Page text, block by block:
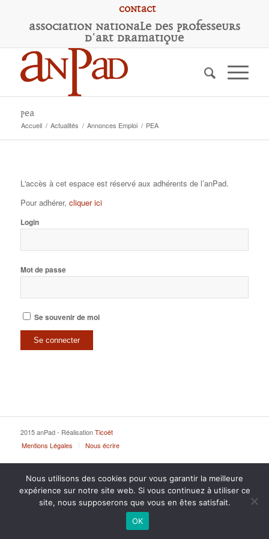
Contact
Association Nationale des Professeurs
d'Art Dramatique
PEA
Accueil / Actualités / Annonces Emploi / PEA
L'accès à cet espace est réservé aux adhérents de l’anPad.
Pour adhérer, cliquer ici
Login
Mot de passe
Se souvenir de moi
2015 anPad - RéalisationTicoët
Mentions Légales
Nous écrire
Nous utilisons des cookies pour vous garantir la meilleure
expérience sur notre site web. Si vous continuez à utiliser ce
site, nous supposerons que vous en êtes satisfait.
OK